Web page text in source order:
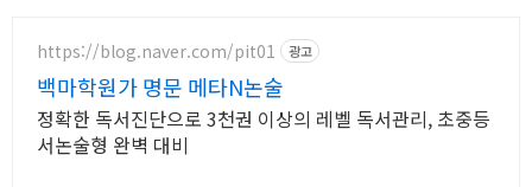
https://blog.naver.com/pit01 광고
백마학원가 명문 메타N논술
정확한 독서진단으로 3천권 이상의 레벨 독서관리, 초중등
서논술형 완벽 대비